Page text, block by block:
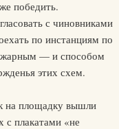
победить.
с чиновниками
по инстанциям по
— и способом
этих схем.
на площадку вышли
с плакатами «не